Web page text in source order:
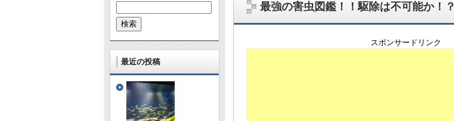
最強の害虫図鑑！！駆除は不可能か！？
スポンサードリンク
索:
最近の投稿